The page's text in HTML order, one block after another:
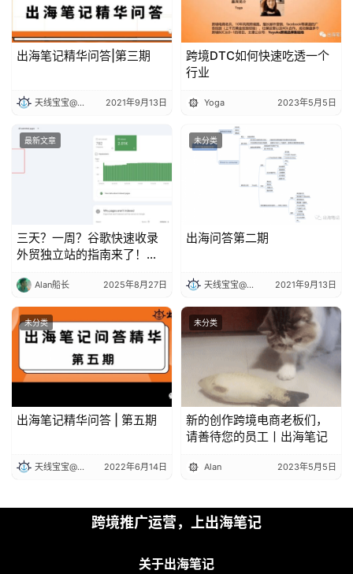
出海笔记精华问答|第三期
天线宝宝@出海笔记 2021年9月13日
跨境DTC如何快速吃透一个
行业
Yoga 2023年5月5日
最新文章
三天？一周？谷歌快速收录
外贸独立站的指南来了！丨
Alan船长 2025年8月27日
未分类
出海问答第二期
天线宝宝@出海笔记 2021年9月13日
未分类
出海笔记精华问答 | 第五期
天线宝宝@出海笔记 2022年6月14日
未分类
新的创作跨境电商老板们，
请善待您的员工丨出海笔记
Alan 2023年5月5日
跨境推广运营，上出海笔记
关于出海笔记